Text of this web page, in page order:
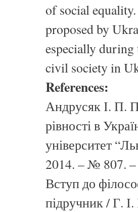
of social
proposed by
especially during
civil society in
References:
Андрусяк І. П.
рівності в
університет
2014. – № 807.
Вступ до
підручник / Г.